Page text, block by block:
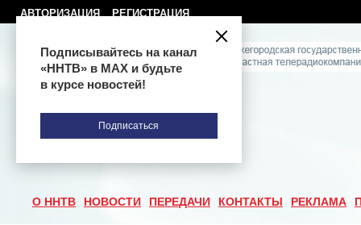
АВТОРИЗАЦИЯ РЕГИСТРАЦИЯ
О ННТВ НОВОСТИ ПЕРЕДАЧИ КОНТАКТЫ РЕКЛАМА
Подписывайтесь на канал
«ННТВ» в МАХ и будьте
в курсе новостей!
Подписаться